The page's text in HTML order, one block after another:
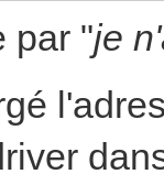
par "je